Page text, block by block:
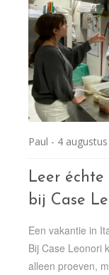
Paul - 4
Leer
bij Case
Een vakantie in
Bij Case Leonori
alleen proeven,